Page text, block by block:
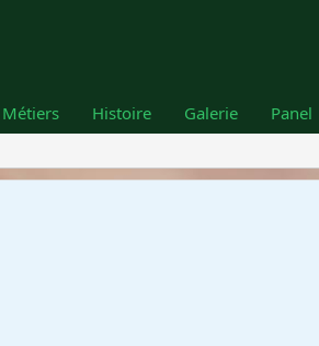
Métiers Histoire Galerie Panel